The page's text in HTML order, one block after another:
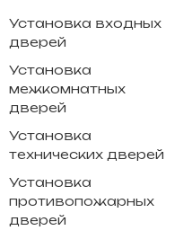
Установка входных
дверей
Установка
межкомнатных
дверей
Установка
технических дверей
Установка
противопожарных
дверей